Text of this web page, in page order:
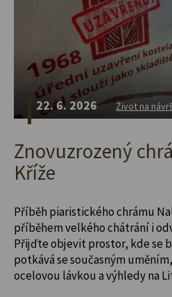
22. 6. 2026 Život na
Znovuzrozený
Kříže
Příběh piaristického chrámu
příběhem velkého chátrání i
Přijďte objevit prostor, kde se
potkává se současným
ocelovou lávkou a výhledy na